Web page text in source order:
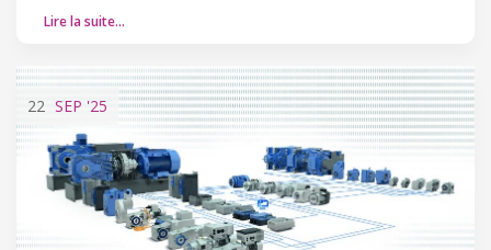
Lire la suite…
22 SEP '25